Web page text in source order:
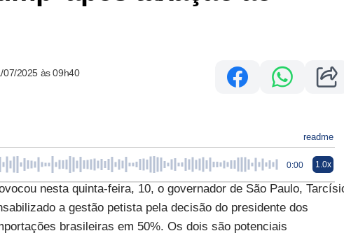
07/2025 às 09h40
readme
0:00 1.0x
nesta quinta-feira, 10, o governador de São Paulo,
a gestão petista pela decisão do presidente dos
brasileiras em 50%. Os dois são potenciais